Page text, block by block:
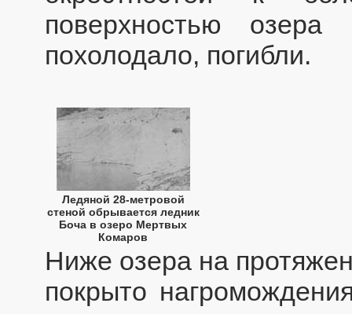
поверхностью
похолодало, погибли.
Ледяной 28-метровой
стеной обрывается ледник
Боча в озеро Мертвых
Комаров
Ниже озера на
покрыто